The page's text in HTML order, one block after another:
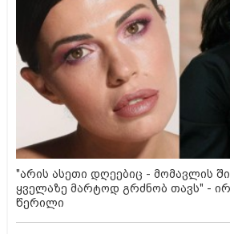
"არის ასეთი დღეებიც - მომავლის
ყველაზე მარტოდ გრძნობ თავს" -
წერილი